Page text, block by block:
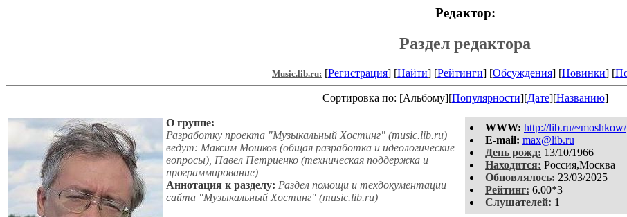
Редактор:
Раздел редактора
Music.lib.ru: [Регистрация] [Найти] [Рейтинги] [Обсуждения] [Новинки] [
Сортировка по: [Альбому][Популярности][Дате][Названию]
WWW: http://lib.ru/~moshkow/
E-mail: max@lib.ru
День рожд: 13/10/1966
Находится: Россия,Москва
Обновлялось: 23/03/2025
Рейтинг: 6.00*3
Слушателей: 1
О группе:
Разработку проекта "Музыкальный Хостинг" (music.lib.ru)
ведут: Максим Мошков (общая разработка и идеологические
вопросы), Павел Петриенко (техническая поддержка и
программирование)
Аннотация к разделу: Раздел помощи и техдокументации
сайта "Музыкальный Хостинг" (music.lib.ru)